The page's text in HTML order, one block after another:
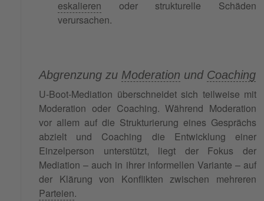
eskalieren oder strukturelle Schäden
verursachen.
Abgrenzung zu Moderation und Coaching
U-Boot-Mediation überschneidet sich teilweise mit
Moderation oder Coaching. Während Moderation
vor allem auf die Strukturierung eines Gesprächs
abzielt und Coaching die Entwicklung einer
Einzelperson unterstützt, liegt der Fokus der
Mediation – auch in ihrer informellen Variante – auf
der Klärung von Konflikten zwischen mehreren
Parteien.